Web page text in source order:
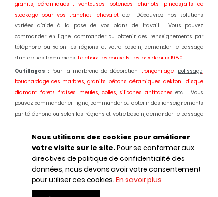
granits, céramiques : ventouses, potences, chariots, pinces,rails de
stockage pour vos tranches, chevalet etc... Découvrez nos solutions
variées d’aide à la pose de vos plans de travail . Vous pouvez
commander en ligne, commander ou obtenir des renseignements par
téléphone ou selon les régions et votre besoin, demander le passage
d'un de nos techniciens. Le choix, les conseils, les prix depuis 1980.
Outillages : Pour la marbrerie de décoration,tronçonnage, polissage,
bouchardage des marbres, granits, bétons, céramiques, dekton : disque
diamant, forets, fraises, meules, colles, silicones, antitaches etc... Vous
pouvez commander en ligne, commander ou obtenir des renseignements
par téléphone ou selon les régions et votre besoin, demander le passage
Machines : Pour la marbrerie de décoration, usinage etpolissage
marbres, granits, bétons, céramiques, dekton :Débiteuses, découpes jet
polissageautomatique des chants, centres d'usinages 3 et 5 axes,
robot, fil diamant, traitement des boues, aspiration des poussières,
ponçage de sols marbres et granits, équipements portatifs en
pneumatiqueetc... : Une offre globale au service de votre activité.
Nous utilisons des cookies pour améliorer
votre visite sur le site.Pour se conformer aux
directives de politique de confidentialité des
données, nous devons avoir votre consentement
pour utiliser ces cookies. En savoir plus